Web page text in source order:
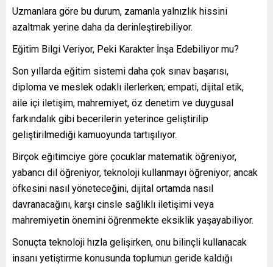
Uzmanlara göre bu durum, zamanla yalnızlık hissini
azaltmak yerine daha da derinleştirebiliyor.
Eğitim Bilgi Veriyor, Peki Karakter İnşa Edebiliyor mu?
Son yıllarda eğitim sistemi daha çok sınav başarısı,
diploma ve meslek odaklı ilerlerken; empati, dijital etik,
aile içi iletişim, mahremiyet, öz denetim ve duygusal
farkındalık gibi becerilerin yeterince geliştirilip
geliştirilmediği kamuoyunda tartışılıyor.
Birçok eğitimciye göre çocuklar matematik öğreniyor,
yabancı dil öğreniyor, teknoloji kullanmayı öğreniyor; ancak
öfkesini nasıl yöneteceğini, dijital ortamda nasıl
davranacağını, karşı cinsle sağlıklı iletişimi veya
mahremiyetin önemini öğrenmekte eksiklik yaşayabiliyor.
Sonuçta teknoloji hızla gelişirken, onu bilinçli kullanacak
insanı yetiştirme konusunda toplumun geride kaldığı